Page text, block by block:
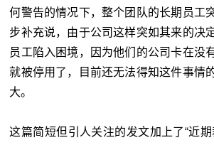
何警告的情况下，整个团队的长期员工
步补充说，由于公司这样突如其来的决
员工陷入困境，因为他们的公司卡在没
就被停用了，目前还无法得知这件事情
大。
这篇简短但引人关注的发文加上了“近